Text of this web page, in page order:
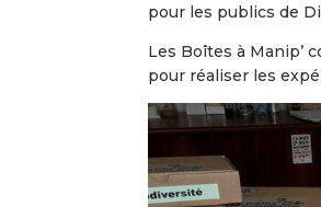
pour les publics de
Les Boîtes à Manip’
pour réaliser les